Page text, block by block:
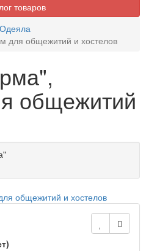
товаров
Одеяла
для общежитий и хостелов
общежитий